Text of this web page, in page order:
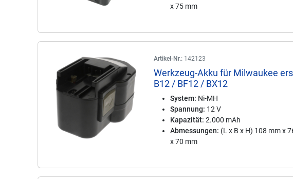
x 75 mm
Artikel-Nr.: 142123
Werkzeug-Akku für Milwaukee
B12 / BF12 / BX12
System: Ni-MH
Spannung: 12 V
Kapazität: 2.000 mAh
Abmessungen: (L x B x H) 108 mm x
x 70 mm